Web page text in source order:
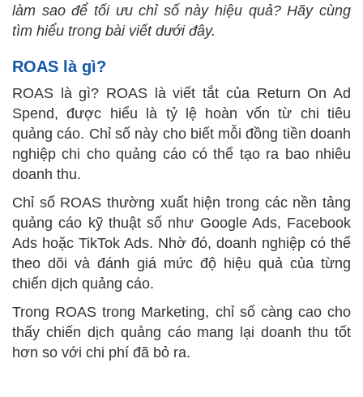
làm sao để tối ưu chỉ số này hiệu quả? Hãy cùng
tìm hiểu trong bài viết dưới đây.
ROAS là gì?
ROAS là gì? ROAS là viết tắt của Return On Ad
Spend, được hiểu là tỷ lệ hoàn vốn từ chi tiêu
quảng cáo. Chỉ số này cho biết mỗi đồng tiền doanh
nghiệp chi cho quảng cáo có thể tạo ra bao nhiêu
doanh thu.
Chỉ số ROAS thường xuất hiện trong các nền tảng
quảng cáo kỹ thuật số như Google Ads, Facebook
Ads hoặc TikTok Ads. Nhờ đó, doanh nghiệp có thể
theo dõi và đánh giá mức độ hiệu quả của từng
chiến dịch quảng cáo.
Trong ROAS trong Marketing, chỉ số càng cao cho
thấy chiến dịch quảng cáo mang lại doanh thu tốt
hơn so với chi phí đã bỏ ra.